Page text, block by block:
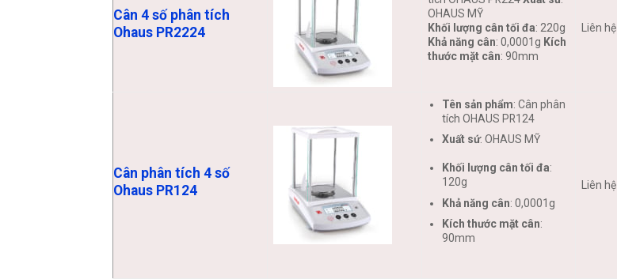
Cân 4 số phân tích
Ohaus PR2224
OHAUS MỸ
Khối lượng cân tối đa: 220g
Khả năng cân: 0,0001g Kích
thước mặt cân: 90mm
Liên hệ
Cân phân tích 4 số
Ohaus PR124
Tên sản phẩm: Cân phân
tích OHAUS PR124
Xuất sứ: OHAUS MỸ
Khối lượng cân tối đa:
120g
Khả năng cân: 0,0001g
Kích thước mặt cân:
90mm
Liên hệ